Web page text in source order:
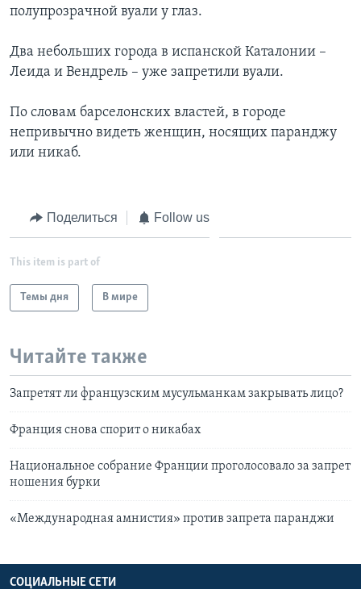
Языки
полупрозрачной вуали у глаз.
Два небольших города в испанской Каталонии –
Леида и Вендрель – уже запретили вуали.
По словам барселонских властей, в городе
непривычно видеть женщин, носящих паранджу
или никаб.
Поделиться Follow us
This item is part of
Темы дня В мире
Читайте также
Запретят ли французским мусульманкам закрывать лицо?
Франция снова спорит о никабах
Национальное собрание Франции проголосовало за запрет
ношения бурки
«Международная амнистия» против запрета паранджи
СОЦИАЛЬНЫЕ СЕТИ